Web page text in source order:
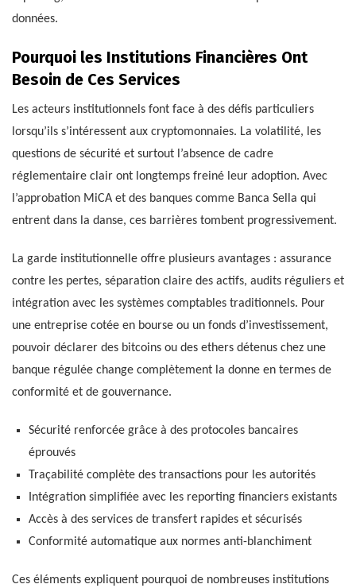
données.
Pourquoi les Institutions Financières Ont
Besoin de Ces Services
Les acteurs institutionnels font face à des défis particuliers
lorsqu’ils s’intéressent aux cryptomonnaies. La volatilité, les
questions de sécurité et surtout l’absence de cadre
réglementaire clair ont longtemps freiné leur adoption. Avec
l’approbation MiCA et des banques comme Banca Sella qui
entrent dans la danse, ces barrières tombent progressivement.
La garde institutionnelle offre plusieurs avantages : assurance
contre les pertes, séparation claire des actifs, audits réguliers et
intégration avec les systèmes comptables traditionnels. Pour
une entreprise cotée en bourse ou un fonds d’investissement,
pouvoir déclarer des bitcoins ou des ethers détenus chez une
banque régulée change complètement la donne en termes de
conformité et de gouvernance.
Sécurité renforcée grâce à des protocoles bancaires
éprouvés
Traçabilité complète des transactions pour les autorités
Intégration simplifiée avec les reporting financiers existants
Accès à des services de transfert rapides et sécurisés
Conformité automatique aux normes anti-blanchiment
Ces éléments expliquent pourquoi de nombreuses institutions